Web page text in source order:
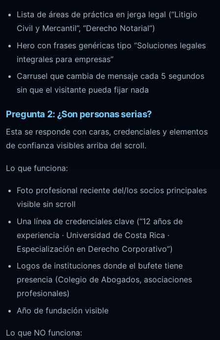
Lista de áreas de práctica en jerga legal (“Litigio
Civil y Mercantil”, “Derecho Notarial”)
Hero con frases genéricas tipo “Soluciones legales
integrales para empresas”
Carrusel que cambia de mensaje cada 5 segundos
sin que el visitante pueda fijar nada
Pregunta 2: ¿Son personas serias?
Esta se responde con caras, credenciales y elementos
de confianza visibles arriba del scroll.
Lo que funciona:
Foto profesional reciente del/los socios principales
visible sin scroll
Una línea de credenciales clave (“12 años de
experiencia · Universidad de Costa Rica ·
Especialización en Derecho Corporativo”)
Logos de instituciones donde el bufete tiene
presencia (Colegio de Abogados, asociaciones
profesionales)
Año de fundación visible
Lo que NO funciona: